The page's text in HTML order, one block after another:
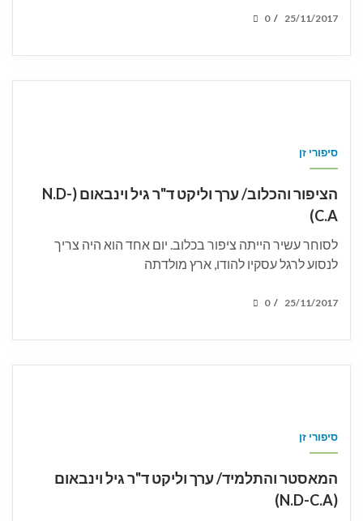
POSTED
25/11/2017
/
0
סיפורי זן
הציפור והכלוב/ ערך וליקט ד"ר גיל וינבאום (N.D-
C.A)
לסוחר עשיר הייתה ציפור בכלוב. יום אחד הוא היה צריך
לנסוע לרגל עסקיו להודו, ארץ מולדתה
POSTED
25/11/2017
/
0
סיפורי זן
המאסטר והתלמיד/ ערך וליקט ד"ר גיל וינבאום
(N.D-C.A)